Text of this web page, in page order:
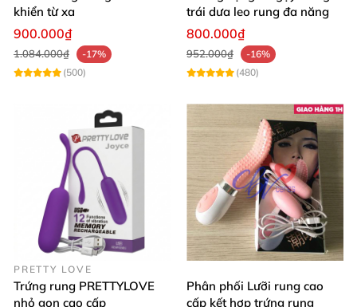
khiển từ xa
900.000₫
1.084.000₫
-17%
(500)
trái dưa leo rung đa năng
800.000₫
952.000₫
-16%
(480)
PRETTY LOVE
Trứng rung PRETTYLOVE
nhỏ gọn cao cấp
Phân phối Lưỡi rung cao
cấp kết hợp trứng rung